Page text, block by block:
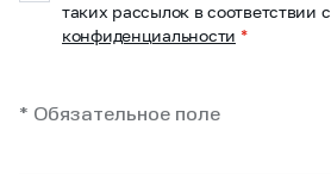
таких рассылок в соответствии с
конфиденциальности *
* Обязательное поле